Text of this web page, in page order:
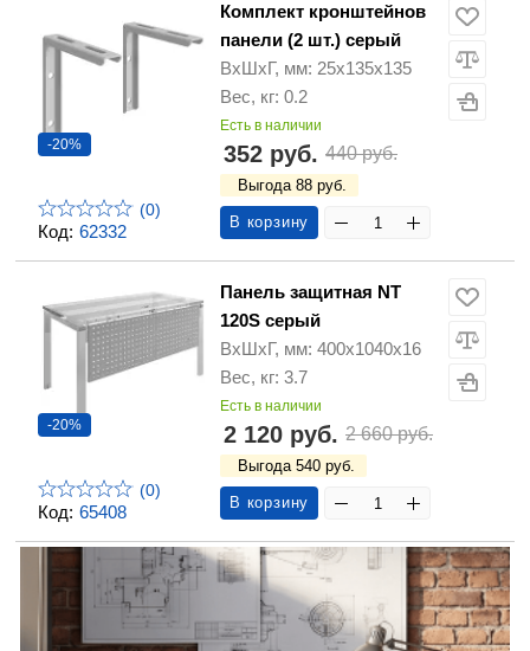
Код: 62332
-20%
(0)
Комплект кронштейнов
панели (2 шт.) серый
ВхШхГ, мм: 25x135x135
Вес, кг: 0.2
Есть в наличии
352 руб. 440 руб.
Выгода 88 руб.
В корзину
Код: 65408
-20%
(0)
Панель защитная NT
120S серый
ВхШхГ, мм: 400x1040x16
Вес, кг: 3.7
Есть в наличии
2 120 руб. 2 660 руб.
Выгода 540 руб.
В корзину